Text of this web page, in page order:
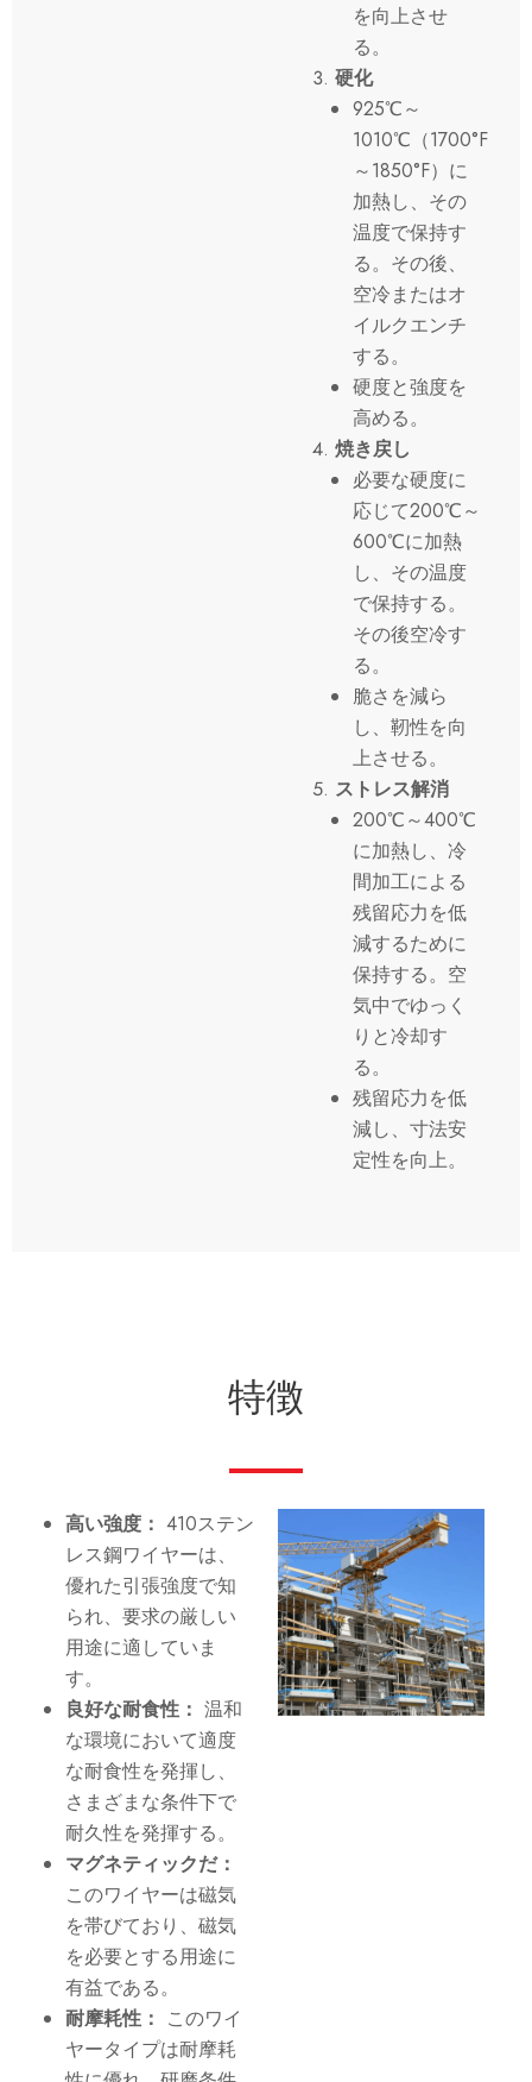
を向上させ
る。
硬化
925℃～
1010℃（1700°F
～1850°F）に
加熱し、その
温度で保持す
る。その後、
空冷またはオ
イルクエンチ
する。
硬度と強度を
高める。
焼き戻し
必要な硬度に
応じて200℃～
600℃に加熱
し、その温度
で保持する。
その後空冷す
る。
脆さを減ら
し、靭性を向
上させる。
ストレス解消
200℃～400℃
に加熱し、冷
間加工による
残留応力を低
減するために
保持する。空
気中でゆっく
りと冷却す
る。
残留応力を低
減し、寸法安
定性を向上。
特徴
高い強度： 410ステン
レス鋼ワイヤーは、
優れた引張強度で知
られ、要求の厳しい
用途に適していま
す。
良好な耐食性： 温和
な環境において適度
な耐食性を発揮し、
さまざまな条件下で
耐久性を発揮する。
マグネティックだ：
このワイヤーは磁気
を帯びており、磁気
を必要とする用途に
有益である。
耐摩耗性： このワイ
ヤータイプは耐摩耗